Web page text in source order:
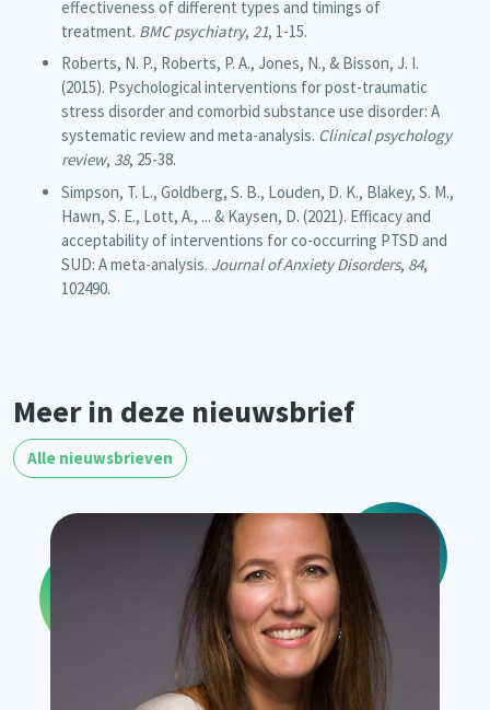
effectiveness of different types and timings of
treatment. BMC psychiatry, 21, 1-15.
Roberts, N. P., Roberts, P. A., Jones, N., & Bisson, J. I.
(2015). Psychological interventions for post-traumatic
stress disorder and comorbid substance use disorder: A
systematic review and meta-analysis. Clinical psychology
review, 38, 25-38.
Simpson, T. L., Goldberg, S. B., Louden, D. K., Blakey, S. M.,
Hawn, S. E., Lott, A., ... & Kaysen, D. (2021). Efficacy and
acceptability of interventions for co-occurring PTSD and
SUD: A meta-analysis. Journal of Anxiety Disorders, 84,
102490.
Meer in deze nieuwsbrief
Alle nieuwsbrieven